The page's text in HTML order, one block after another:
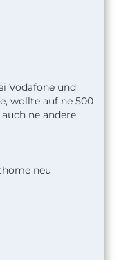
Vodafone und
wollte auf ne 500
ne andere
neu